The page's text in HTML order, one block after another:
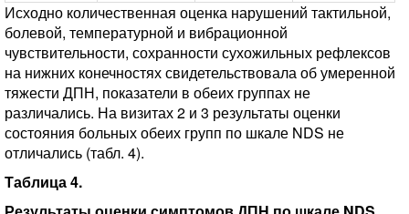
Исходно количественная оценка нарушений тактильной,
болевой, температурной и вибрационной
чувствительности, сохранности сухожильных рефлексов
на нижних конечностях свидетельствовала об умеренной
тяжести ДПН, показатели в обеих группах не
различались. На визитах 2 и 3 результаты оценки
состояния больных обеих групп по шкале NDS не
отличались (табл. 4).
Таблица 4.